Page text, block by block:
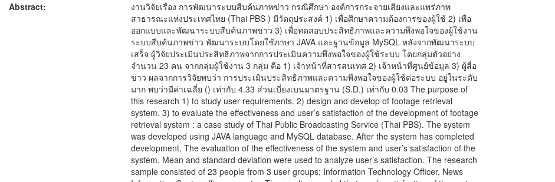
Abstract:
งานวิจัยเรื่อง การพัฒนาระบบสืบค้นภาพข่าว กรณีศึกษา องค์การกระจายเสียงและแพร่ภาพ
สาธารณะแห่งประเทศไทย (Thai PBS ) มีวัตถุประสงค์ 1) เพื่อศึกษาความต้องการของผู้ใช้ 2) เพื่อ
ออกแบบและพัฒนาระบบสืบค้นภาพข่าว 3) เพื่อทดสอบประสิทธิภาพและความพึงพอใจของผู้ใช้งาน
ระบบสืบค้นภาพข่าว พัฒนาระบบโดยใช้ภาษา JAVA และฐานข้อมูล MySQL หลังจากพัฒนาระบบ
เสร็จ ผู้วิจัยประเมินประสิทธิภาพจากการประเมินความพึงพอใจของผู้ใช้ระบบ โดยกลุ่มตัวอย่าง
จำนวน 23 คน จากกลุ่มผู้ใช้งาน 3 กลุ่ม คือ 1) เจ้าหน้าที่สารสนเทศ 2) เจ้าหน้าที่ศูนย์ข้อมูล 3) ผู้สื่อ
ข่าว ผลจากการวิจัยพบว่า การประเมินประสิทธิภาพและความพึงพอใจของผู้ใช้ต่อระบบ อยู่ในระดับ
มาก พบว่ามีค่าเฉลี่ย () เท่ากับ 4.33 ส่วนเบี่ยงเบนมาตรฐาน (S.D.) เท่ากับ 0.03 The purpose of
this research 1) to study user requirements. 2) design and develop of footage retrieval
system. 3) to evaluate the effectiveness and user’s satisfaction of the development of footage
retrieval system : a case study of Thai Public Broadcasting Service (Thai PBS). The system
was developed using JAVA language and MySQL database. After the system has completed
development, The evaluation of the effectiveness of the system and user’s satisfaction of the
system. Mean and standard deviation were used to analyze user’s satisfaction. The research
sample consisted of 23 people from 3 user groups; Information Technology Officer, News